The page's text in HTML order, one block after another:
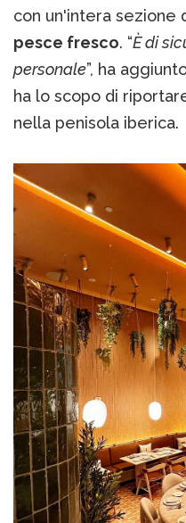
con un'intera sezione
pesce fresco. “È di
personale”, ha
ha lo scopo di
nella penisola iberica.